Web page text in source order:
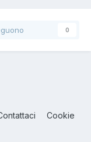
0
Cookie